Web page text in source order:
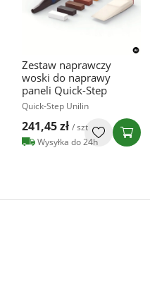
Zestaw naprawczy
woski do naprawy
paneli Quick-Step
Quick-Step Unilin
241,45 zł / szt
Wysyłka do 24h